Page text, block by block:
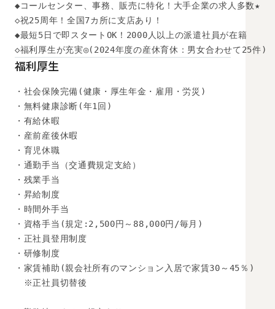
◆コールセンター、事務、販売に特化！大手企業の求人多数★
◇祝25周年！全国7カ所に支店あり！
◆最短5日で即スタートOK！2000人以上の派遣社員が在籍
◇福利厚生が充実◎(2024年度の産休育休：男女合わせて25件)
福利厚生
・社会保険完備(健康・厚生年金・雇用・労災)
・無料健康診断(年1回)
・有給休暇
・産前産後休暇
・育児休職
・通勤手当（交通費規定支給）
・残業手当
・昇給制度
・時間外手当
・資格手当(規定:2,500円～88,000円/毎月)
・正社員登用制度
・研修制度
・家賃補助(親会社所有のマンション入居で家賃30～45％)
※正社員切替後